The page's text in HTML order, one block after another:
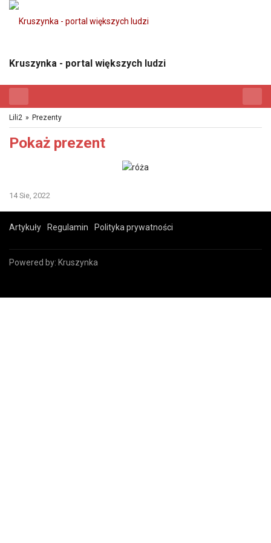
Kruszynka - portal większych ludzi
Lili2 » Prezenty
Pokaż prezent
14 Sie, 2022
Artykuły Regulamin Polityka prywatności
Powered by: Kruszynka